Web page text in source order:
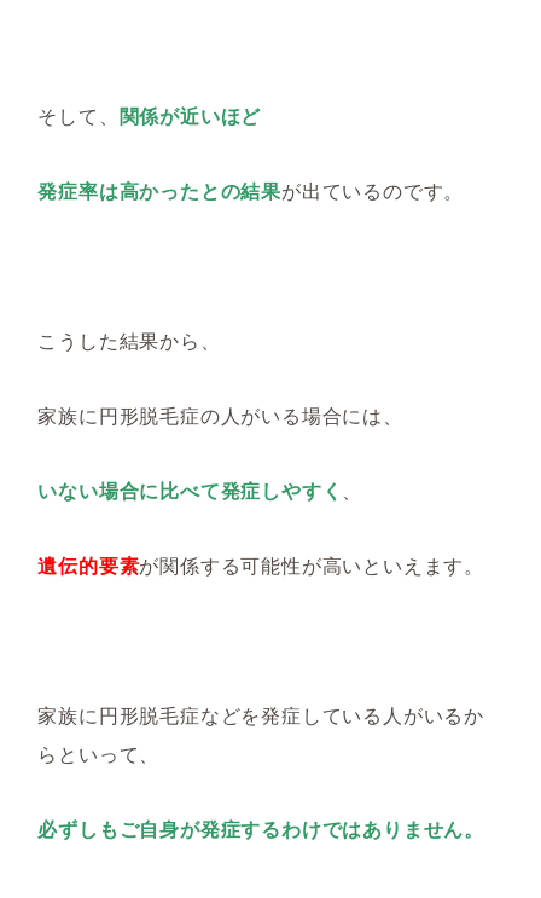
そして、 関係が近いほど
発症率は高かったとの結果が出ているのです。
こうした結果から、
家族に円形脱毛症の人がいる場合には、
いない場合に比べて発症しやすく 、
遺伝的要素が関係する可能性が高いといえます。
家族に円形脱毛症などを発症している人がいるか
らといって、
必ずしもご自身が発症するわけではありません。